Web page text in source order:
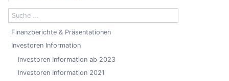
Finanzberichte & Präsentationen
Investoren Information
Investoren Information ab 2023
Investoren Information 2021